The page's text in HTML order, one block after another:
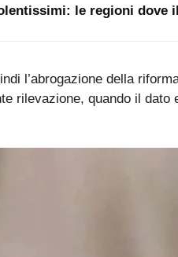
le regioni dove
l’abrogazione della
rilevazione, quando il